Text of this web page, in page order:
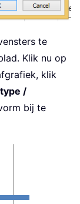
te
Klik nu op
klik
/
bij te